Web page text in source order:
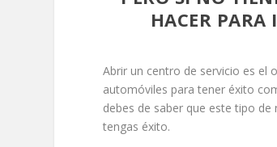
HACER
Abrir un centro de servicio es el
automóviles para tener éxito
debes de saber que este tipo
tengas éxito.